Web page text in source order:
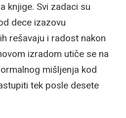
knjige. Svi zadaci su
dece izazovu
rešavaju i radost nakon
izradom utiče se na
mišljenja kod
tek posle desete